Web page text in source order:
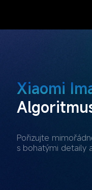
Xiaomi
Pořizujte
s bohatými detaily